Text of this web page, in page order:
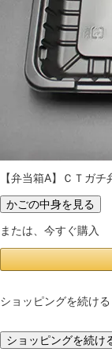
【弁当箱A】ＣＴガ
かごの中身を見る
または、今すぐ購入
ショッピングを続ける
ショッピングを続け